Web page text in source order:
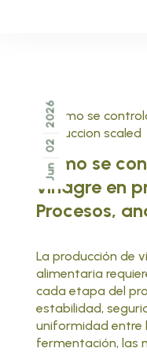
Jun
02
2026
Cómo se
vinagre en
Procesos,
La producción de
alimentaria
cada etapa del
estabilidad,
uniformidad entre
fermentación, las